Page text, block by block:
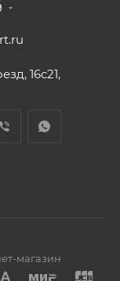
16с21,
магазин